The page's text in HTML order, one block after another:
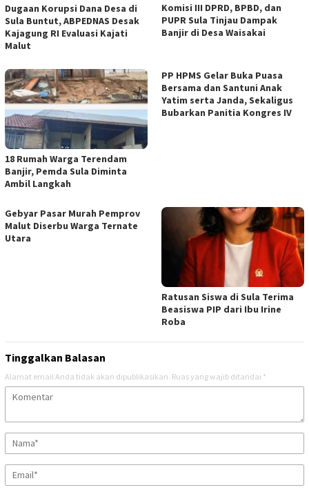
Dugaan Korupsi Dana Desa di
Sula Buntut, ABPEDNAS Desak
Kajagung RI Evaluasi Kajati
Malut
Komisi III DPRD, BPBD, dan
PUPR Sula Tinjau Dampak
Banjir di Desa Waisakai
18 Rumah Warga Terendam
Banjir, Pemda Sula Diminta
Ambil Langkah
PP HPMS Gelar Buka Puasa
Bersama dan Santuni Anak
Yatim serta Janda, Sekaligus
Bubarkan Panitia Kongres IV
Gebyar Pasar Murah Pemprov
Malut Diserbu Warga Ternate
Utara
Ratusan Siswa di Sula Terima
Beasiswa PIP dari Ibu Irine
Roba
Tinggalkan Balasan
Alamat email Anda tidak akan dipublikasikan. Ruas yang wajib ditandai *